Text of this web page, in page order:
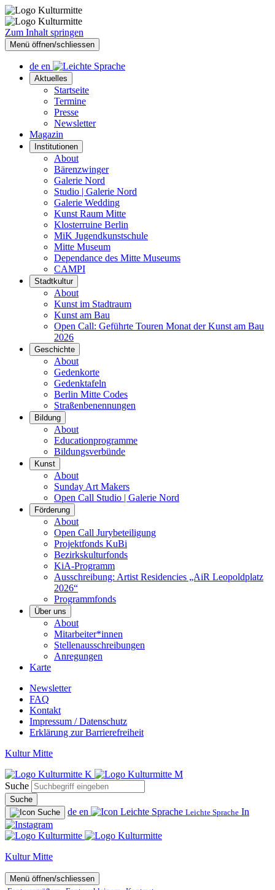
Zum Inhalt springen
Menü öffnen/schliessen
de en
Aktuelles
Startseite
Termine
Presse
Newsletter
Magazin
Institutionen
About
Bärenzwinger
Galerie Nord
Studio | Galerie Nord
Galerie Wedding
Kunst Raum Mitte
Klosterruine Berlin
MiK Jugendkunstschule
Mitte Museum
Dependance des Mitte Museums
CAMPI
Stadtkultur
About
Kunst im Stadtraum
Kunst am Bau
Open Call: Geführte Touren Monat der Kunst am Bau
2026
Geschichte
About
Gedenkorte
Gedenktafeln
Berlin Mitte Codes
Straßenbenennungen
Bildung
About
Educationprogramme
Bildungsverbünde
Kunst
About
Sunday Art Makers
Open Call Studio | Galerie Nord
Förderung
About
Open Call Jurybeteiligung
Projektfonds KuBi
Bezirkskulturfonds
KiA-Programm
Ausschreibung: Artist Residencies „AiR Leopoldplatz
2026“
Programmfonds
Über uns
About
Mitarbeiter*innen
Stellenausschreibungen
Anregungen
Karte
Newsletter
FAQ
Kontakt
Impressum / Datenschutz
Erklärung zur Barrierefreiheit
Kultur Mitte
Suche
Suche
de en Leichte Sprache In
Kultur Mitte
Menü öffnen/schliessen